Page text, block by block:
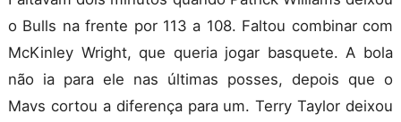
o Bulls na frente por 113 a 108. Faltou combinar com
McKinley Wright, que queria jogar basquete. A bola
não ia para ele nas últimas posses, depois que o
Mavs cortou a diferença para um. Terry Taylor deixou